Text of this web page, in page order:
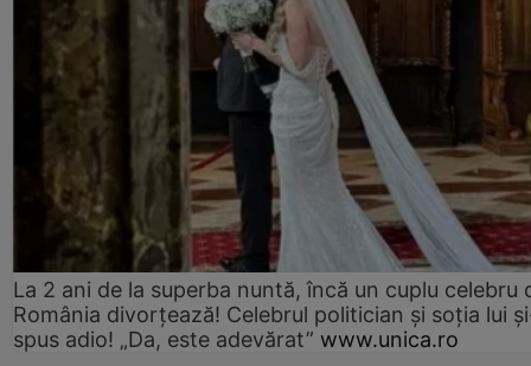
La 2 ani de la superba nuntă, încă un cuplu celebru
România divorțează! Celebrul politician și soția lui
spus adio! „Da, este adevărat” www.unica.ro